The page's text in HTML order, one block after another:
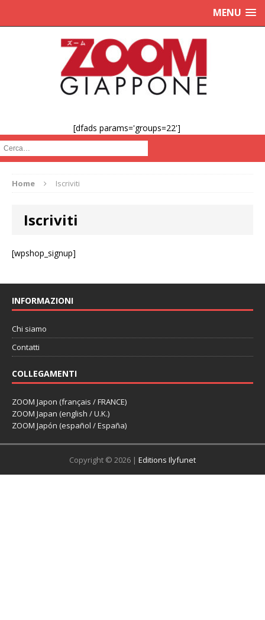
MENU
[dfads params='groups=22']
Cerca :
Home Iscriviti
Iscriviti
[wpshop_signup]
INFORMAZIONI
Chi siamo
Contatti
COLLEGAMENTI
ZOOM Japon (français / FRANCE)
ZOOM Japan (english / U.K.)
ZOOM Japón (español / España)
Copyright © 2026 | Editions Ilyfunet